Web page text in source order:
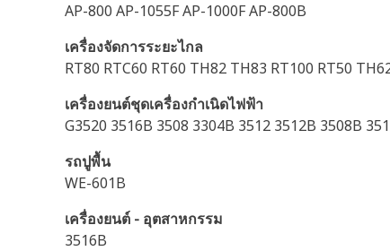
AP-800 AP-1055F AP-1000F AP-800B
เครื่องจัดการระยะไกล
RT80 RTC60 RT60 TH82 TH83 RT100 RT50
เครื่องยนต์ชุดเครื่องกำเนิดไฟฟ้า
G3520 3516B 3508 3304B 3512 3512B 3508B
รถปูพื้น
WE-601B
เครื่องยนต์ - อุตสาหกรรม
3516B